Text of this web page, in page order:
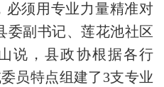
必须用专业力量精准对
委副书记、莲花池社区
说，县政协根据各行
员特点组建了3支专业